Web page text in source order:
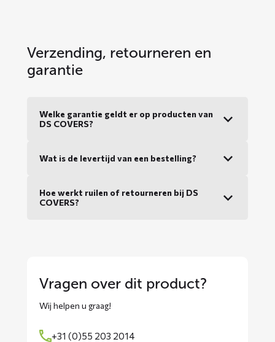
Verzending, retourneren en
garantie
Welke garantie geldt er op producten van
DS COVERS?
Wat is de levertijd van een bestelling?
Hoe werkt ruilen of retourneren bij DS
COVERS?
Vragen over dit product?
Wij helpen u graag!
+31 (0)55 203 2014